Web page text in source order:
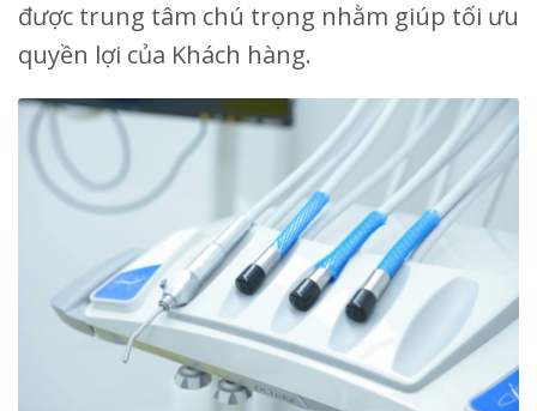
được trung tâm chú trọng nhằm giúp tối ưu
quyền lợi của Khách hàng.